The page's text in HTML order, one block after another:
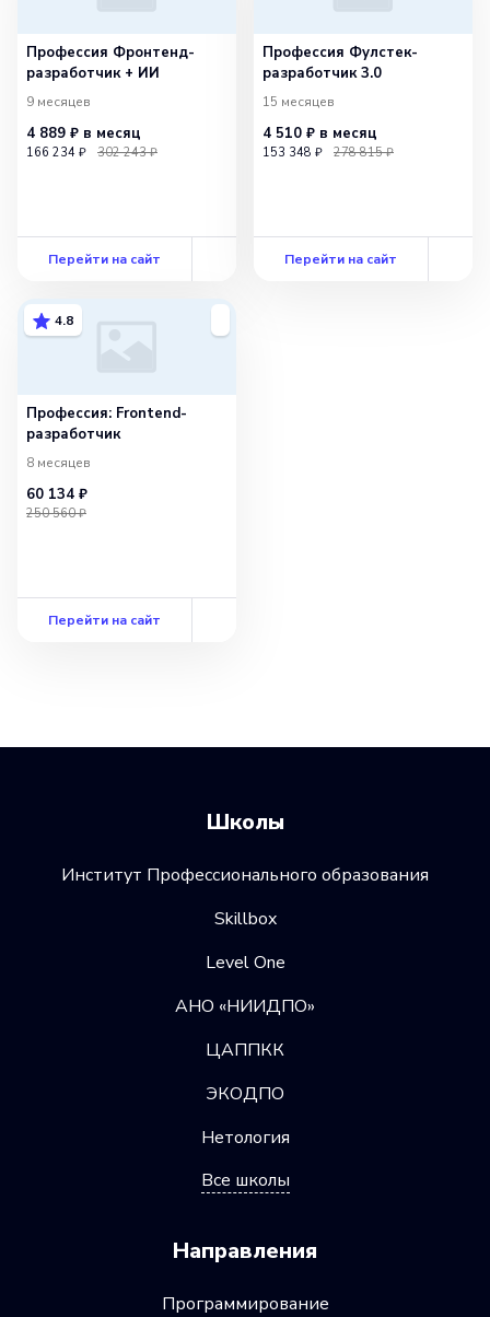
Профессия Фронтенд-
разработчик + ИИ
9 месяцев
4 889 ₽ в месяц
166 234 ₽ 302 243 ₽
Перейти на сайт
Профессия Фулстек-
разработчик 3.0
15 месяцев
4 510 ₽ в месяц
153 348 ₽ 278 815 ₽
Перейти на сайт
4.8
Профессия: Frontend-
разработчик
8 месяцев
60 134 ₽
250 560 ₽
Перейти на сайт
Школы
Институт Профессионального образования
Skillbox
Level One
АНО «НИИДПО»
ЦАППКК
ЭКОДПО
Нетология
Все школы
Направления
Программирование